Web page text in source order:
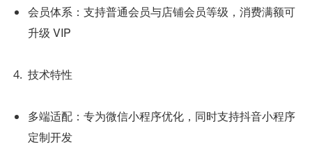
会员体系：支持普通会员与店铺会员等级，消费满额可
升级 VIP
技术特性
多端适配：专为微信小程序优化，同时支持抖音小程序
定制开发